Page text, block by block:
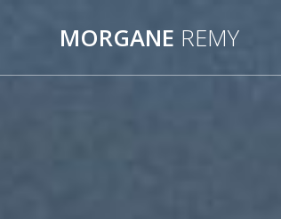
MORGANE REMY